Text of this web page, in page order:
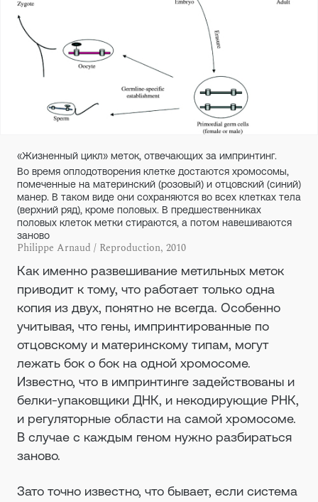
«Жизненный цикл» меток, отвечающих за импринтинг.
Во время оплодотворения клетке достаются хромосомы,
помеченные на материнский (розовый) и отцовский (синий)
манер. В таком виде они сохраняются во всех клетках тела
(верхний ряд), кроме половых. В предшественниках
половых клеток метки стираются, а потом навешиваются
заново
Philippe Arnaud / Reproduction, 2010
Как именно развешивание метильных меток
приводит к тому, что работает только одна
копия из двух, понятно не всегда. Особенно
учитывая, что гены, импринтированные по
отцовскому и материнскому типам, могут
лежать бок о бок на одной хромосоме.
Известно, что в импринтинге задействованы и
белки-упаковщики ДНК, и некодирующие РНК,
и регуляторные области на самой хромосоме.
В случае с каждым геном нужно разбираться
заново.
Зато точно известно, что бывает, если система